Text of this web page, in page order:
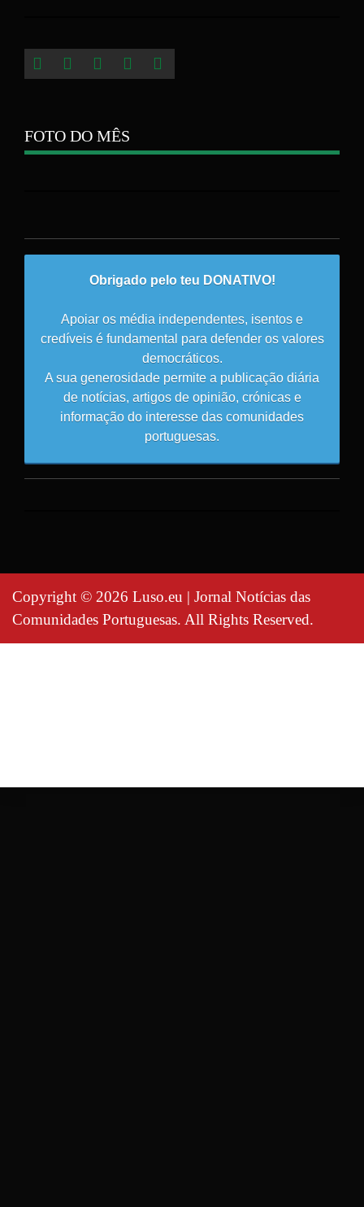
FOTO DO MÊS
Obrigado pelo teu DONATIVO!
Apoiar os média independentes, isentos e
credíveis é fundamental para defender os valores
democráticos.
A sua generosidade permite a publicação diária
de notícias, artigos de opinião, crónicas e
informação do interesse das comunidades
portuguesas.
Copyright © 2026 Luso.eu | Jornal Notícias das
Comunidades Portuguesas. All Rights Reserved.